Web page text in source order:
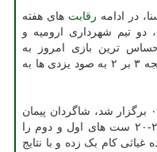
در ادامه رقابت های هفته
دو تیم شهرداری ارومیه و
ترین بازی امروز به
مصاف یکدیگر رفتند که این دیدار با نتیجه ۳ بر ۲ به صود یزدی ها به
در ابتدای این بازی که از ساعت ۱۴: ۰۰ برگزار شد، شاگردان پیمان
اکبری موفق شدند با نتایج ۲۵-۱۹ و ۲۵-۲۰ ست های اول و دوم را
غیاثی کام بک زده و با نتایج